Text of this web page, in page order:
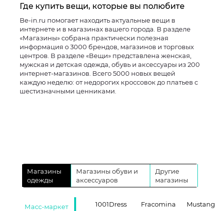
Где купить вещи, которые вы полюбите
Be-in.ru помогает находить актуальные вещи в
интернете и в магазинах вашего города. В разделе
«Магазины» собрана практически полезная
информация о 3000 брендов, магазинов и торговых
центров. В разделе «Вещи» представлена женская,
мужская и детская одежда, обувь и аксессуары из 200
интернет-магазинов. Всего 5000 новых вещей
каждую неделю: от недорогих кроссовок до платьев с
шестизначными ценниками.
Магазины
одежды
Магазины обуви и
аксессуаров
Другие
магазины
Масс-маркет
1001Dress
Fracomina
Mustang